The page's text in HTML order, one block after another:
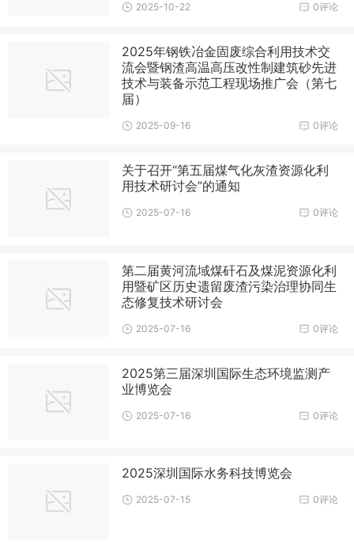
0评论
2025-10-22
2025年钢铁冶金固废综合利用技术交
流会暨钢渣高温高压改性制建筑砂先进
技术与装备示范工程现场推广会（第七
届）
0评论
2025-09-16
关于召开“第五届煤气化灰渣资源化利
用技术研讨会”的通知
0评论
2025-07-16
第二届黄河流域煤矸石及煤泥资源化利
用暨矿区历史遗留废渣污染治理协同生
态修复技术研讨会
0评论
2025-07-16
2025第三届深圳国际生态环境监测产
业博览会
0评论
2025-07-16
2025深圳国际水务科技博览会
0评论
2025-07-15